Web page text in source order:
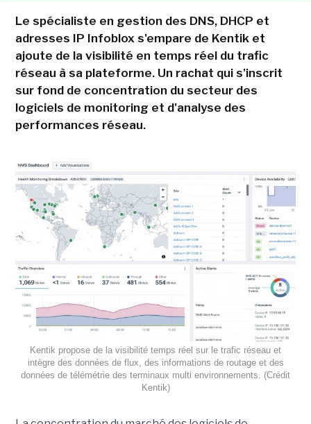
Le spécialiste en gestion des DNS, DHCP et
adresses IP Infoblox s'empare de Kentik et
ajoute de la visibilité en temps réel du trafic
réseau à sa plateforme. Un rachat qui s'inscrit
sur fond de concentration du secteur des
logiciels de monitoring et d'analyse des
performances réseau.
Kentik propose de la visibilité temps réel sur le trafic réseau et
intègre des données de flux, des informations de routage et des
données de télémétrie des terminaux multi environnements. (Crédit
Kentik)